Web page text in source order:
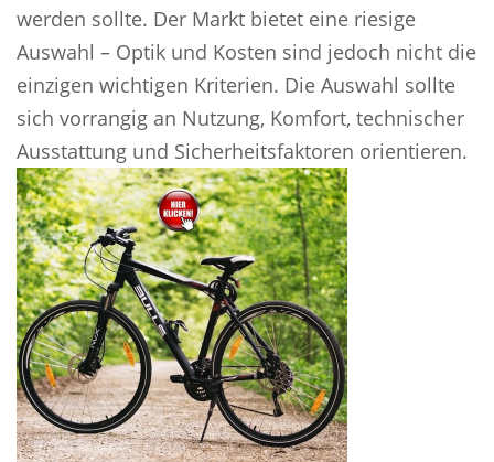
werden sollte. Der Markt bietet eine riesige
Auswahl – Optik und Kosten sind jedoch nicht die
einzigen wichtigen Kriterien. Die Auswahl sollte
sich vorrangig an Nutzung, Komfort, technischer
Ausstattung und Sicherheitsfaktoren orientieren.